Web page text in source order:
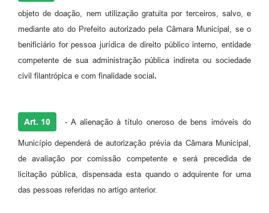
objeto de doação, nem utilização gratuita por terceiros, salvo, e
mediante ato do Prefeito autorizado pela Câmara Municipal, se o
benificiário for pessoa jurídica de direito público interno, entidade
competente de sua administração pública indireta ou sociedade
civil filantrópica e com finalidade social .
Art. 10 - A alienação à título oneroso de bens imóveis do
Município dependerá de autorização prévia da Câmara Municipal,
de avaliação por comissão competente e será precedida de
licitação pública, dispensada esta quando o adquirente for uma
das pessoas referidas no artigo anterior.